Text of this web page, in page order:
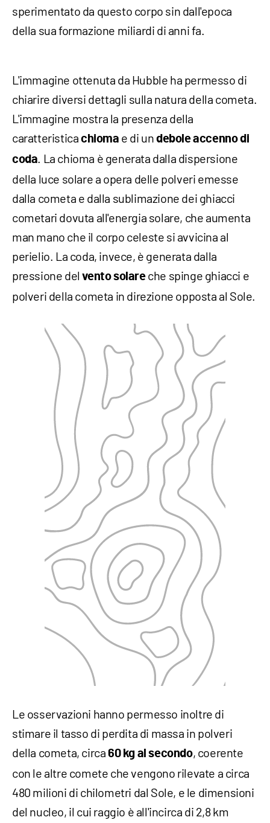
sperimentato da questo corpo sin dall'epoca
della sua formazione miliardi di anni fa.
L'immagine ottenuta da Hubble ha permesso di
chiarire diversi dettagli sulla natura della cometa.
L'immagine mostra la presenza della
caratteristica chioma e di undebole accenno di
coda. La chioma è generata dalla dispersione
della luce solare a opera delle polveri emesse
dalla cometa e dalla sublimazione dei ghiacci
cometari dovuta all'energia solare, che aumenta
man mano che il corpo celeste si avvicina al
perielio. La coda, invece, è generata dalla
pressione delvento solareche spinge ghiacci e
polveri della cometa in direzione opposta al Sole.
Le osservazioni hanno permesso inoltre di
stimare il tasso di perdita di massa in polveri
della cometa, circa60 kg al secondo, coerente
con le altre comete che vengono rilevate a circa
480 milioni di chilometri dal Sole, e le dimensioni
del nucleo, il cui raggio è all'incirca di 2,8 km